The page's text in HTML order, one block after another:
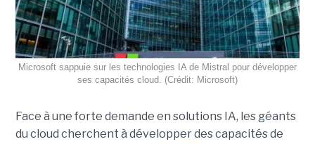
Microsoft sappuie sur les technologies IA de Mistral pour développer
ses capacités cloud. (Crédit: Microsoft)
Face à une forte demande en solutions IA, les géants
du cloud cherchent à développer des capacités de